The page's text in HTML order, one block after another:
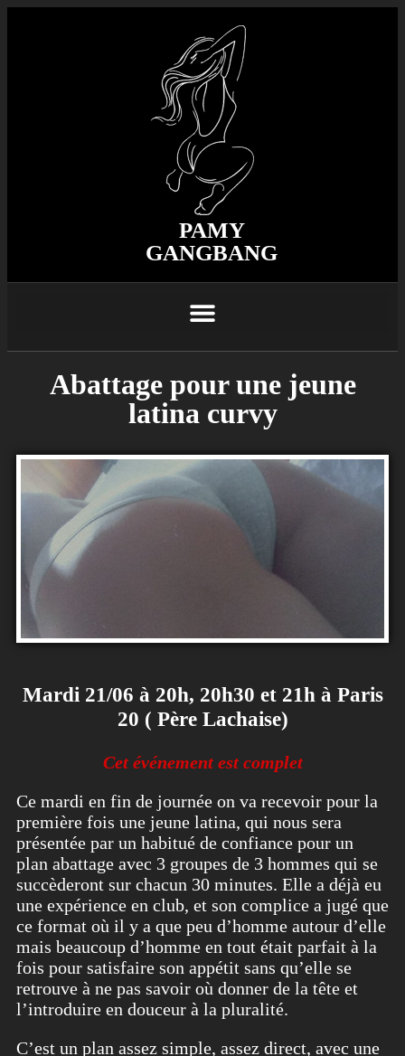
PAMY
GANGBANG
Abattage pour une jeune
latina curvy
Mardi 21/06 à 20h, 20h30 et 21h à Paris
20 ( Père Lachaise)
Cet événement est complet
Ce mardi en fin de journée on va recevoir pour la
première fois une jeune latina, qui nous sera
présentée par un habitué de confiance pour un
plan abattage avec 3 groupes de 3 hommes qui se
succèderont sur chacun 30 minutes. Elle a déjà eu
une expérience en club, et son complice a jugé que
ce format où il y a que peu d’homme autour d’elle
mais beaucoup d’homme en tout était parfait à la
fois pour satisfaire son appétit sans qu’elle se
retrouve à ne pas savoir où donner de la tête et
l’introduire en douceur à la pluralité.
C’est un plan assez simple, assez direct, avec une